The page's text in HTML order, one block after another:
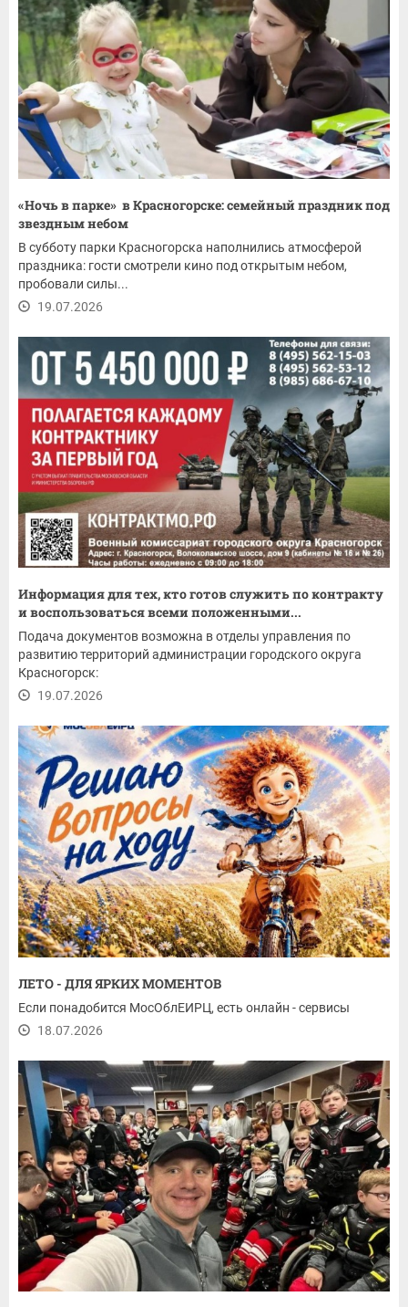
«Ночь в парке» в Красногорске: семейный праздник под
звездным небом
В субботу парки Красногорска наполнились атмосферой
праздника: гости смотрели кино под открытым небом,
пробовали силы...
19.07.2026
Информация для тех, кто готов служить по контракту
и воспользоваться всеми положенными...
Подача документов возможна в отделы управления по
развитию территорий администрации городского округа
Красногорск:
19.07.2026
ЛЕТО - ДЛЯ ЯРКИХ МОМЕНТОВ
Если понадобится МосОблЕИРЦ, есть онлайн - сервисы
18.07.2026